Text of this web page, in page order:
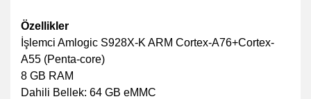
Özellikler
İşlemci Amlogic S928X-K ARM Cortex-A76+Cortex-
A55 (Penta-core)
8 GB RAM
Dahili Bellek: 64 GB eMMC